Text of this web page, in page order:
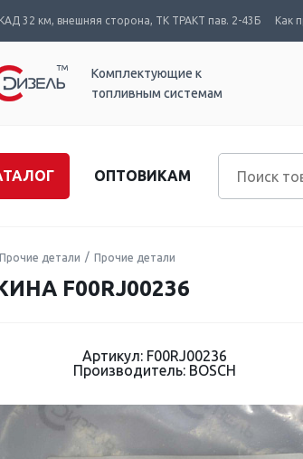
32 км, внешняя сторона, ТК ТРАКТ пав. 2-43Б Как
Комплектующие к
топливным системам
ОПТОВИКАМ
Прочие детали Прочие детали
F00RJ00236
Артикул: F00RJ00236
Производитель: BOSCH